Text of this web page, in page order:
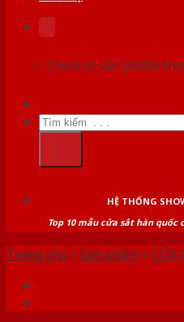
Chưa có sản phẩm
Tìm
kiếm:
HỆ THỐNG
Top 10 mẫu cửa sắt hàn quốc
Trang chủ /Sản phẩm /CỬA